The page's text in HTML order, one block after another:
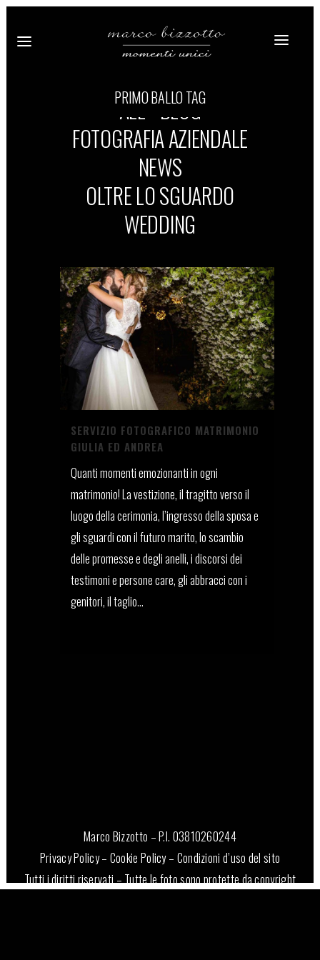
PRIMO BALLO TAG
ALL BLOG
FOTOGRAFIA AZIENDALE
NEWS
OLTRE LO SGUARDO
WEDDING
SERVIZIO FOTOGRAFICO MATRIMONIO
GIULIA ED ANDREA
Quanti momenti emozionanti in ogni
matrimonio! La vestizione, il tragitto verso il
luogo della cerimonia, l’ingresso della sposa e
gli sguardi con il futuro marito, lo scambio
delle promesse e degli anelli, i discorsi dei
testimoni e persone care, gli abbracci con i
genitori, il taglio...
Marco Bizzotto – P.I. 03810260244
Privacy Policy– Cookie Policy– Condizioni d’uso del sito
Tutti i diritti riservati – Tutte le foto sono protette da copyright